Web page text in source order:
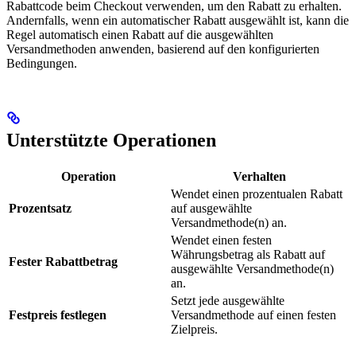
Rabattcode beim Checkout verwenden, um den Rabatt zu erhalten.
Andernfalls, wenn ein automatischer Rabatt ausgewählt ist, kann die
Regel automatisch einen Rabatt auf die ausgewählten
Versandmethoden anwenden, basierend auf den konfigurierten
Bedingungen.
Unterstützte Operationen
Operation Verhalten
Prozentsatz
Wendet einen prozentualen Rabatt
auf ausgewählte
Versandmethode(n) an.
Fester Rabattbetrag
Wendet einen festen
Währungsbetrag als Rabatt auf
ausgewählte Versandmethode(n)
an.
Festpreis festlegen
Setzt jede ausgewählte
Versandmethode auf einen festen
Zielpreis.